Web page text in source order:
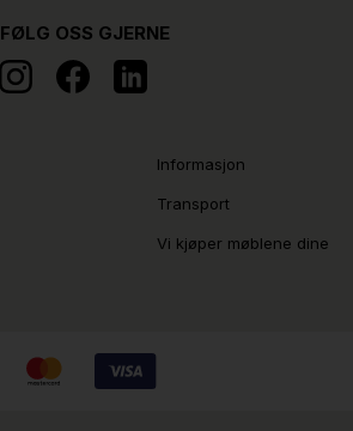
Informasjon
Transport
Vi kjøper møblene dine
FØLG OSS GJERNE